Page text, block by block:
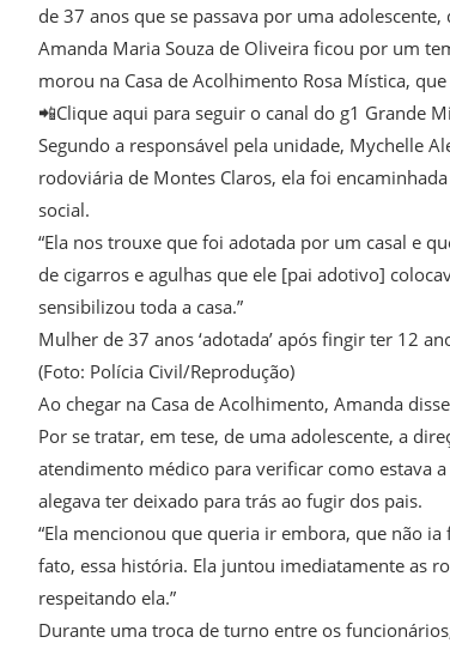
de 37 anos que se passava por uma
Amanda Maria Souza de Oliveira ficou por um
morou na Casa de Acolhimento Rosa Mística,
📲Clique aqui para seguir o canal do g1 Grande
Segundo a responsável pela unidade, Mychelle
rodoviária de Montes Claros, ela foi
social.
“Ela nos trouxe que foi adotada por um casal e
de cigarros e agulhas que ele [pai adotivo]
sensibilizou toda a casa.”
Mulher de 37 anos ‘adotada’ após fingir ter 12
(Foto: Polícia Civil/Reprodução)
Ao chegar na Casa de Acolhimento, Amanda
Por se tratar, em tese, de uma adolescente, a
atendimento médico para verificar como estava
alegava ter deixado para trás ao fugir dos pais.
“Ela mencionou que queria ir embora, que não
fato, essa história. Ela juntou imediatamente as
respeitando ela.”
Durante uma troca de turno entre os